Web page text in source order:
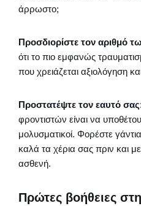
άρρωστο;
Προσδιορίστε τον αριθμό
ότι το πιο εμφανώς
που χρειάζεται αξιολόγηση
Προστατέψτε τον εαυτό σας
φροντιστών είναι να
μολυσματικοί. Φορέστε
καλά τα χέρια σας πριν και
ασθενή.
Πρώτες βοήθειες